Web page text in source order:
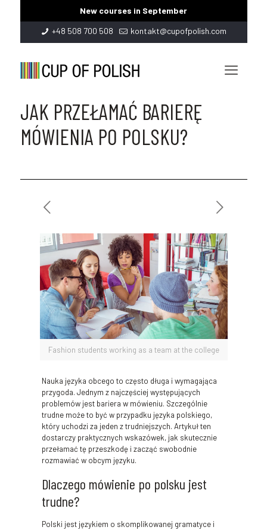
New courses in September
+48 508 700 508
kontakt@cupofpolish.com
JAK PRZEŁAMAĆ BARIERĘ
MÓWIENIA PO POLSKU?
Fashion students working as a team at the college
Nauka języka obcego to często długa i wymagająca
przygoda. Jednym z najczęściej występujących
problemów jest bariera w mówieniu. Szczególnie
trudne może to być w przypadku języka polskiego,
który uchodzi za jeden z trudniejszych. Artykuł ten
dostarczy praktycznych wskazówek, jak skutecznie
przełamać tę przeszkodę i zacząć swobodnie
rozmawiać w obcym języku.
Dlaczego mówienie po polsku jest
trudne?
Polski jest językiem o skomplikowanej gramatyce i